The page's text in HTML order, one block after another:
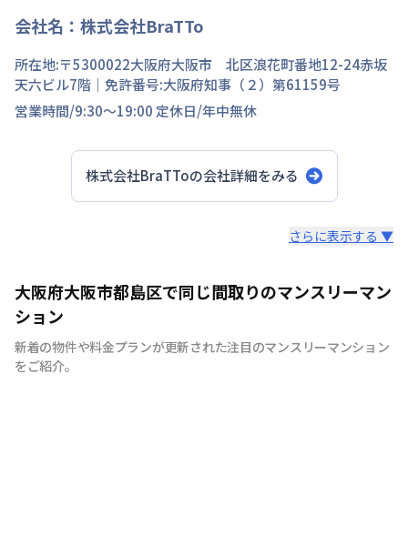
会社名： 株式会社BraTTo
所在地:〒5300022大阪府大阪市 北区浪花町番地12-24赤坂
天六ビル7階 ｜免許番号:大阪府知事（２）第61159号
営業時間/9:30～19:00 定休日/年中無休
株式会社BraTToの会社詳細をみる
全国の主要都市を中心に、即日から利用可能なウィークリ
ーマンションやマンスリーマンションを紹介しておりま
す。大学受験、単身赴任など様々な用途でお使い いただ
ける『BraTTo×weekly＆monthly』をぜひご利用くださ
い。 敷金・礼金はかかりません。電気・ガス・水道の手
さらに表示する ▼
大阪府大阪市都島区で同じ間取りのマンスリーマン
ション
新着の物件や料金プランが更新された注目のマンスリーマンション
をご紹介。